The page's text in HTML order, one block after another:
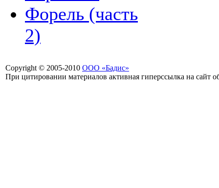
Форель (часть
2)
Copyright © 2005-2010 ООО «Бадис»
При цитировании материалов активная гиперссылка на сайт